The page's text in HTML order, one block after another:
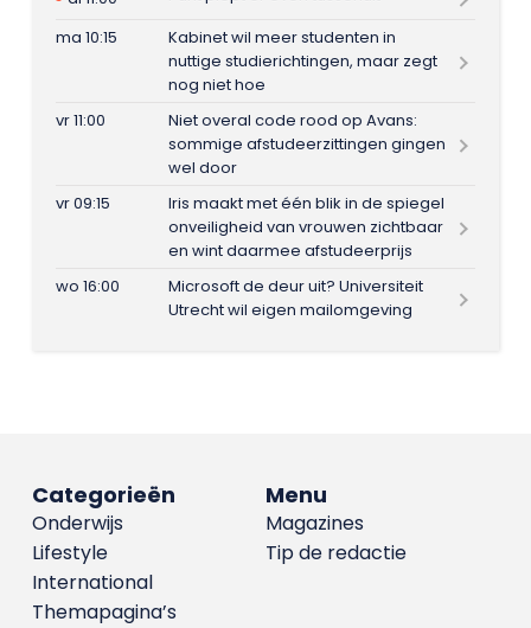
ma 10:15
Kabinet wil meer studenten in
nuttige studierichtingen, maar zegt
nog niet hoe
vr 11:00
Niet overal code rood op Avans:
sommige afstudeerzittingen gingen
wel door
vr 09:15
Iris maakt met één blik in de spiegel
onveiligheid van vrouwen zichtbaar
en wint daarmee afstudeerprijs
wo 16:00
Microsoft de deur uit? Universiteit
Utrecht wil eigen mailomgeving
Menu
Magazines
Tip de redactie
Categorieën
Onderwijs
Lifestyle
International
Themapagina’s